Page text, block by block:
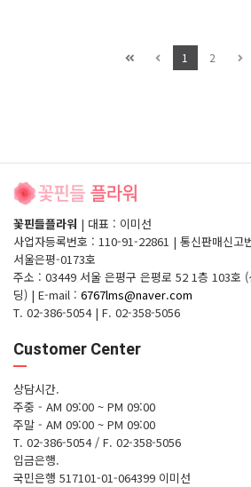
1 2
꽃핀들플라워 | 대표 : 이미선
사업자등록번호 : 110-91-22861 | 통신판매신고
서울은평-0173호
주소 : 03449 서울 은평구 은평로 52 1층 103호 (
딩) | E-mail : 6767lms@naver.com
T. 02-386-5054 | F. 02-358-5056
Customer Center
상담시간.
주중 - AM 09:00 ~ PM 09:00
주말 - AM 09:00 ~ PM 09:00
T. 02-386-5054 / F. 02-358-5056
입금은행.
국민은행 517101-01-064399 이미선